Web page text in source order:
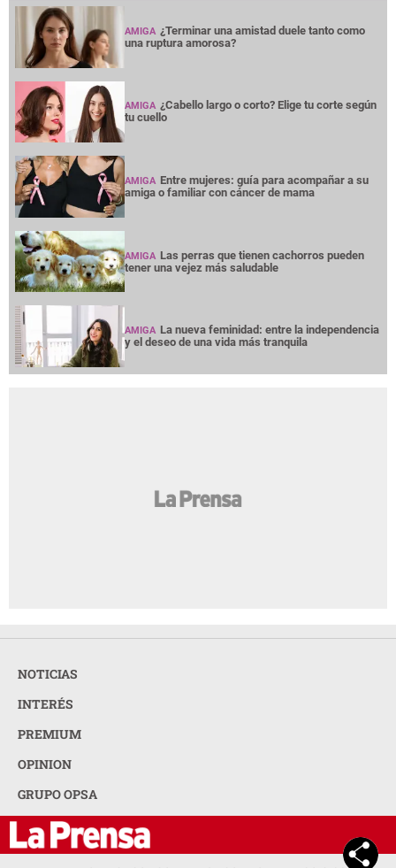
AMIGA ¿Terminar una amistad duele tanto como
una ruptura amorosa?
AMIGA ¿Cabello largo o corto? Elige tu corte según
tu cuello
AMIGA Entre mujeres: guía para acompañar a su
amiga o familiar con cáncer de mama
AMIGA Las perras que tienen cachorros pueden
tener una vejez más saludable
AMIGA La nueva feminidad: entre la independencia
y el deseo de una vida más tranquila
NOTICIAS
INTERÉS
PREMIUM
OPINION
GRUPO OPSA